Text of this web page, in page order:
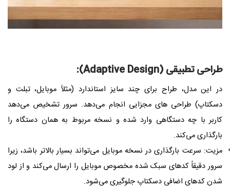
طراحی تطبیقی (Adaptive Design):
در این مدل، طراح برای چند سایز استاندارد (مثلاً موبایل، تبلت و
دسکتاپ) طراحی‌ های مجزایی انجام می‌دهد. سرور تشخیص می‌دهد
کاربر با چه دستگاهی وارد شده و نسخه مربوط به همان دستگاه را
بارگذاری می‌کند.
مزیت: سرعت بارگذاری در نسخه موبایل می‌تواند بسیار بالاتر باشد، زیرا
سرور دقیقاً کدهای سبک‌ شده مخصوص موبایل را ارسال می‌کند و از لود
شدن کدهای اضافی دسکتاپ جلوگیری می‌شود.